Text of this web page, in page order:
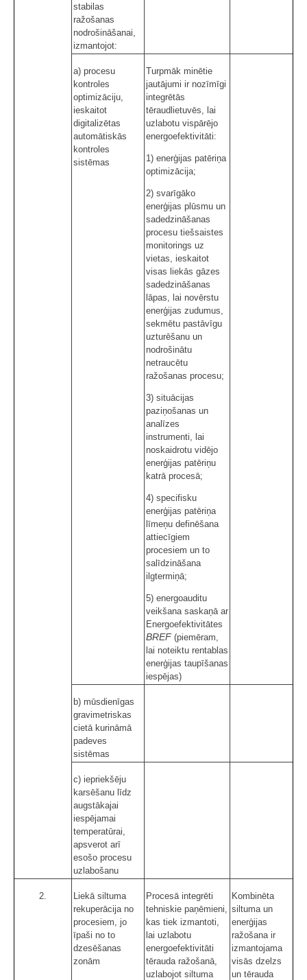
stabilas
ražošanas
nodrošināšanai,
izmantojot:
a) procesu
kontroles
optimizāciju,
ieskaitot
digitalizētas
automātiskās
kontroles
sistēmas
Turpmāk minētie
jautājumi ir nozīmīgi
integrētās
tēraudlietuvēs, lai
uzlabotu vispārējo
energoefektivitāti:
1) enerģijas patēriņa
optimizācija;
2) svarīgāko
enerģijas plūsmu un
sadedzināšanas
procesu tiešsaistes
monitorings uz
vietas, ieskaitot
visas liekās gāzes
sadedzināšanas
lāpas, lai novērstu
enerģijas zudumus,
sekmētu pastāvīgu
uzturēšanu un
nodrošinātu
netraucētu
ražošanas procesu;
3) situācijas
paziņošanas un
analīzes
instrumenti, lai
noskaidrotu vidējo
enerģijas patēriņu
katrā procesā;
4) specifisku
enerģijas patēriņa
līmeņu definēšana
attiecīgiem
procesiem un to
salīdzināšana
ilgtermiņā;
5) energoauditu
veikšana saskaņā ar
Energoefektivitātes
BREF (piemēram,
lai noteiktu rentablas
enerģijas taupīšanas
iespējas)
b) mūsdienīgas
gravimetriskas
cietā kurināmā
padeves
sistēmas
c) iepriekšēju
karsēšanu līdz
augstākajai
iespējamai
temperatūrai,
apsverot arī
esošo procesu
uzlabošanu
2.
Liekā siltuma
rekuperācija no
procesiem, jo
īpaši no to
dzesēšanas
zonām
Procesā integrēti
tehniskie paņēmieni,
kas tiek izmantoti,
lai uzlabotu
energoefektivitāti
tērauda ražošanā,
uzlabojot siltuma
Kombinēta
siltuma un
enerģijas
ražošana ir
izmantojama
visās dzelzs
un tērauda